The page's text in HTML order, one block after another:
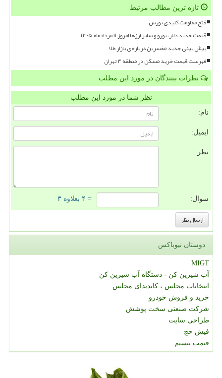
تازه ترین مطالب مرتبط
فتح مقاومت کلیدی بورس
قیمت جدید دلار، یورو و سایر ارزها امروز ۱۱ مردادماه ۱۴۰۵
پیش بینی جدید مفسرین درباره ی بازار طلا
فهرست قیمت خرید مسکن در منطقه ۴ تهران
نظرات بینندگان در مورد این مطلب
نظر شما در مورد این مطلب
نام:
ایمیل:
نظر:
سوال: = ۴ بعلاوه ۳
دوستان نیوباکس
MIGT
آب شیرین کن - دستگاه آب شیرین کن
انتخابات مجلس ، کاندیدای مجلس
خرید و فروش خودرو
شرکت صنعتی سخت پوشش
طراحی سایت
فیش حج
قیمت بیسیم